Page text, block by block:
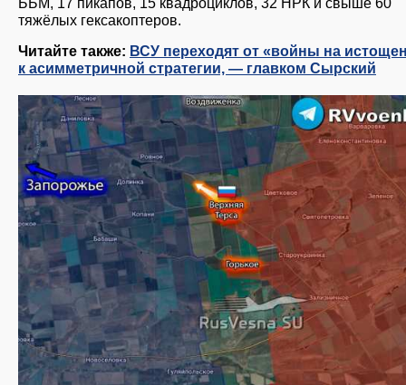
тяжёлых гексакоптеров.
Читайте также: ВСУ переходят от «войны на
к асимметричной стратегии, — главком Сырский